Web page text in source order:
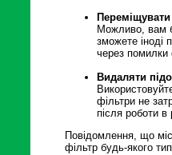
Можливо, вам
зможете іноді
через помилки
Видаляти
фільтри не
після роботи в
Повідомлення, що
фільтр будь-якого